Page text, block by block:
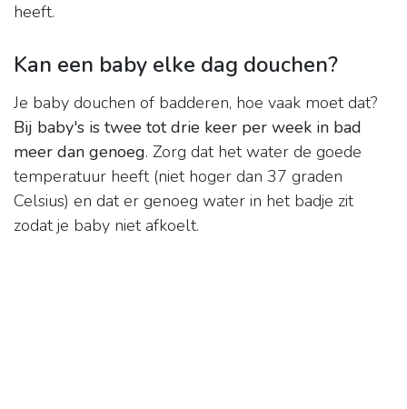
heeft.
Kan een baby elke dag douchen?
Je baby douchen of badderen, hoe vaak moet dat?
Bij baby's is twee tot drie keer per week in bad
meer dan genoeg. Zorg dat het water de goede
temperatuur heeft (niet hoger dan 37 graden
Celsius) en dat er genoeg water in het badje zit
zodat je baby niet afkoelt.